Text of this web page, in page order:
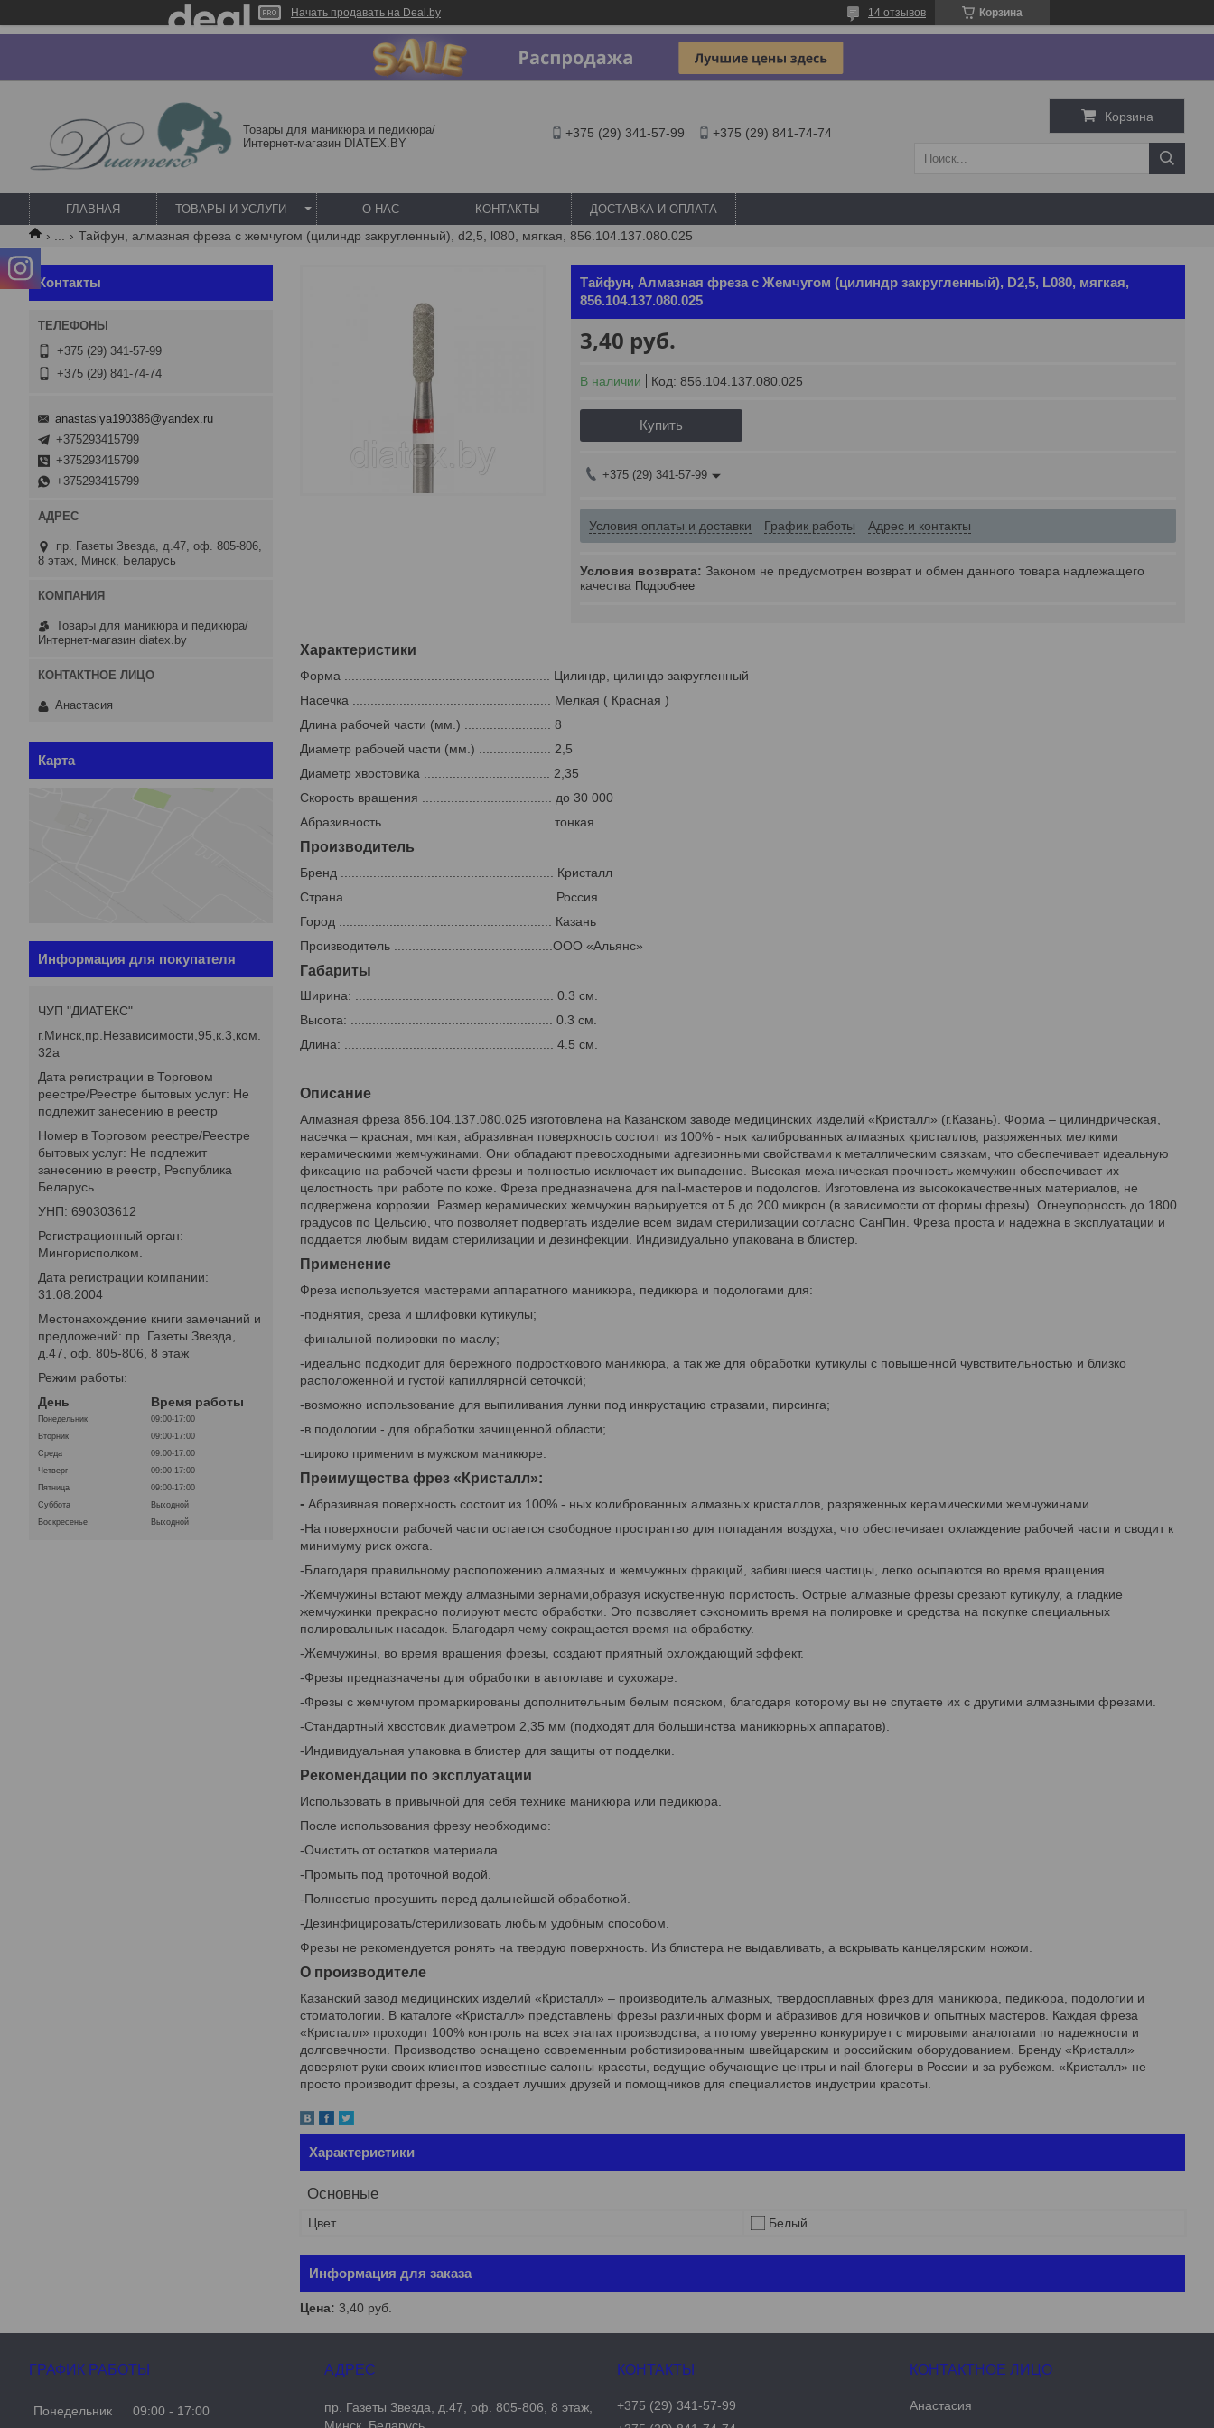
Начать продавать на Deal.by Корзина
14 отзывов
Товары для маникюра и педикюра/
Интернет-магазин DIATEX.BY
+375 (29) 341-57-99 +375 (29) 841-74-74
Корзина
ГЛАВНАЯ ТОВАРЫ И УСЛУГИ О НАС КОНТАКТЫ ДОСТАВКА И ОПЛАТА
Тайфун, алмазная фреза с жемчугом (цилиндр закругленный), d2,5, l080, мягкая, 856.104.137.080.025
Тайфун, Алмазная фреза с Жемчугом (цилиндр закругленный), D2,5, L080, мягкая,
856.104.137.080.025
3,40 руб.
В наличии Код: 856.104.137.080.025
Купить
+375 (29) 341-57-99
Условия оплаты и доставки График работы Адрес и контакты
Законом не предусмотрен возврат и обмен данного товара надлежащего
качества Подробнее
Характеристики
Форма ......................................................... Цилиндр, цилиндр закругленный
Насечка ....................................................... Мелкая ( Красная )
Длина рабочей части (мм.) ........................ 8
Диаметр рабочей части (мм.) .................... 2,5
Диаметр хвостовика ................................... 2,35
Скорость вращения .................................... до 30 000
Абразивность .............................................. тонкая
Производитель
Бренд ........................................................... Кристалл
Страна ......................................................... Россия
Город ........................................................... Казань
Производитель ............................................ООО «Альянс»
Габариты
Ширина: ....................................................... 0.3 см.
Высота: ........................................................ 0.3 см.
Длина: .......................................................... 4.5 см.
Описание
Алмазная фреза 856.104.137.080.025 изготовлена на Казанском заводе медицинских изделий «Кристалл» (г.Казань). Форма – цилиндрическая,
насечка – красная, мягкая, абразивная поверхность состоит из 100% - ных калиброванных алмазных кристаллов, разряженных мелкими
керамическими жемчужинами. Они обладают превосходными адгезионными свойствами к металлическим связкам, что обеспечивает идеальную
фиксацию на рабочей части фрезы и полностью исключает их выпадение. Высокая механическая прочность жемчужин обеспечивает их
целостность при работе по коже. Фреза предназначена для nail-мастеров и подологов. Изготовлена из высококачественных материалов, не
подвержена коррозии. Размер керамических жемчужин варьируется от 5 до 200 микрон (в зависимости от формы фрезы). Огнеупорность до 1800
градусов по Цельсию, что позволяет подвергать изделие всем видам стерилизации согласно СанПин. Фреза проста и надежна в эксплуатации и
поддается любым видам стерилизации и дезинфекции. Индивидуально упакована в блистер.
Применение
Фреза используется мастерами аппаратного маникюра, педикюра и подологами для:
-поднятия, среза и шлифовки кутикулы;
-финальной полировки по маслу;
-идеально подходит для бережного подросткового маникюра, а так же для обработки кутикулы с повышенной чувствительностью и близко
расположенной и густой капиллярной сеточкой;
-возможно использование для выпиливания лунки под инкрустацию стразами, пирсинга;
-в подологии - для обработки зачищенной области;
-широко применим в мужском маникюре.
Преимущества фрез «Кристалл»:
- Абразивная поверхность состоит из 100% - ных колиброванных алмазных кристаллов, разряженных керамическими жемчужинами.
-На поверхности рабочей части остается свободное пространтво для попадания воздуха, что обеспечивает охлаждение рабочей части и сводит к
минимуму риск ожога.
-Благодаря правильному расположению алмазных и жемчужных фракций, забившиеся частицы, легко осыпаются во время вращения.
-Жемчужины встают между алмазными зернами,образуя искуственную пористость. Острые алмазные фрезы срезают кутикулу, а гладкие
жемчужинки прекрасно полируют место обработки. Это позволяет сэкономить время на полировке и средства на покупке специальных
полировальных насадок. Благодаря чему сокращается время на обработку.
-Жемчужины, во время вращения фрезы, создают приятный охлождающий эффект.
-Фрезы предназначены для обработки в автоклаве и сухожаре.
-Фрезы с жемчугом промаркированы дополнительным белым пояском, благодаря которому вы не спутаете их с другими алмазными фрезами.
-Стандартный хвостовик диаметром 2,35 мм (подходят для большинства маникюрных аппаратов).
-Индивидуальная упаковка в блистер для защиты от подделки.
Рекомендации по эксплуатации
Использовать в привычной для себя технике маникюра или педикюра.
После использования фрезу необходимо:
-Очистить от остатков материала.
-Промыть под проточной водой.
-Полностью просушить перед дальнейшей обработкой.
-Дезинфицировать/стерилизовать любым удобным способом.
Фрезы не рекомендуется ронять на твердую поверхность. Из блистера не выдавливать, а вскрывать канцелярским ножом.
О производителе
Казанский завод медицинских изделий «Кристалл» – производитель алмазных, твердосплавных фрез для маникюра, педикюра, подологии и
стоматологии. В каталоге «Кристалл» представлены фрезы различных форм и абразивов для новичков и опытных мастеров. Каждая фреза
«Кристалл» проходит 100% контроль на всех этапах производства, а потому уверенно конкурирует с мировыми аналогами по надежности и
долговечности. Производство оснащено современным роботизированным швейцарским и российским оборудованием. Бренду «Кристалл»
доверяют руки своих клиентов известные салоны красоты, ведущие обучающие центры и nail-блогеры в России и за рубежом. «Кристалл» не
просто производит фрезы, а создает лучших друзей и помощников для специалистов индустрии красоты.
Характеристики
Основные
Цвет Белый
Информация для заказа
Цена: 3,40 руб.
Контакты
+375 (29) 341-57-99
+375 (29) 841-74-74
anastasiya190386@yandex.ru
+375293415799
+375293415799
+375293415799
пр. Газеты Звезда, д.47, оф. 805-806,
8 этаж, Минск, Беларусь
Товары для маникюра и педикюра/
Интернет-магазин diatex.by
Анастасия
Карта
Информация для покупателя
ЧУП "ДИАТЕКС"
г.Минск,пр.Независимости,95,к.3,ком.
32а
Дата регистрации в Торговом
реестре/Реестре бытовых услуг: Не
подлежит занесению в реестр
Номер в Торговом реестре/Реестре
бытовых услуг: Не подлежит
занесению в реестр, Республика
Беларусь
УНП: 690303612
Регистрационный орган:
Мингорисполком.
Дата регистрации компании:
31.08.2004
Местонахождение книги замечаний и
предложений: пр. Газеты Звезда,
д.47, оф. 805-806, 8 этаж
Режим работы:
День
Время работы
Понедельник
09:00-17:00
Вторник
09:00-17:00
Среда
09:00-17:00
Четверг
09:00-17:00
Пятница
09:00-17:00
Суббота
Выходной
Воскресенье
Выходной
ГРАФИК РАБОТЫ
Понедельник 09:00 17:00
пр. Газеты Звезда, д.47, оф. 805-806, 8 этаж,
+375 (29) 341-57-99
Анастасия